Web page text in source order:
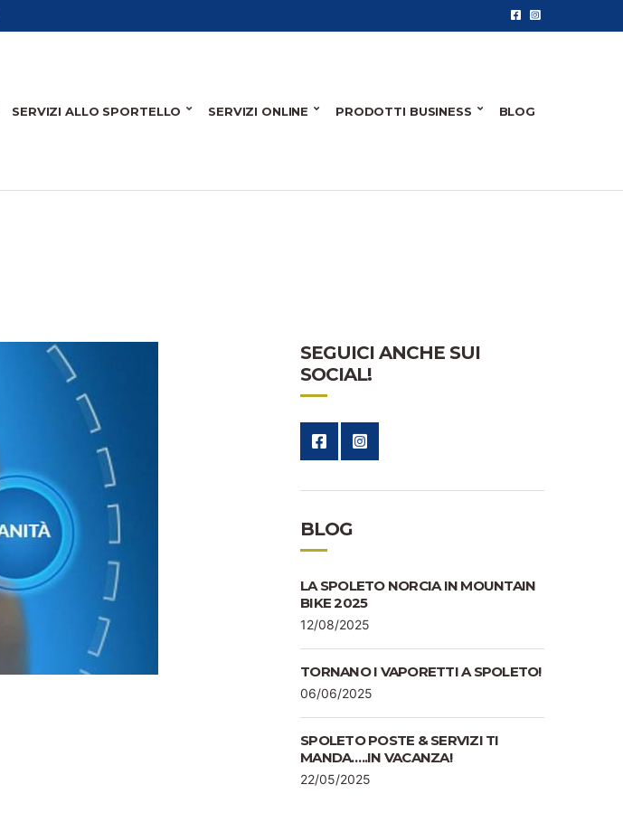
SERVIZI ALLO SPORTELLO SERVIZI ONLINE PRODOTTI BUSINESS BLOG
SEGUICI ANCHE SUI
SOCIAL!
BLOG
LA SPOLETO NORCIA IN MOUNTAIN
BIKE 2025
12/08/2025
TORNANO I VAPORETTI A SPOLETO!
06/06/2025
SPOLETO POSTE & SERVIZI TI
MANDA…..IN VACANZA!
22/05/2025